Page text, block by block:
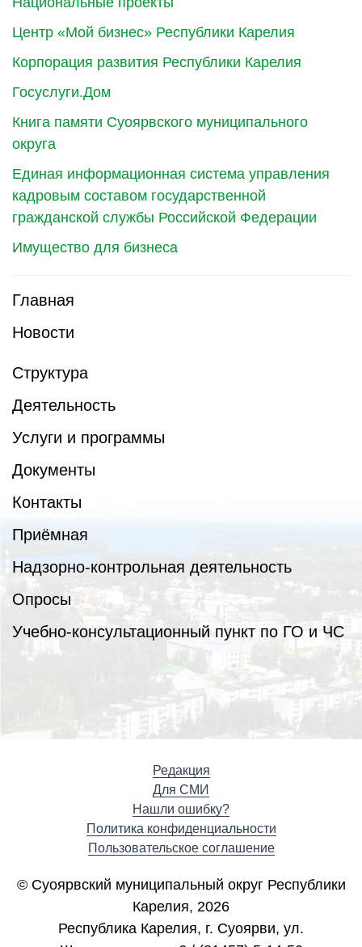
Центр «Мой бизнес» Республики Карелия
Корпорация развития Республики Карелия
Госуслуги.Дом
Книга памяти Суоярвского муниципального
округа
Единая информационная система управления
кадровым составом государственной
гражданской службы Российской Федерации
Имущество для бизнеса
Главная
Новости
Структура
Деятельность
Услуги и программы
Документы
Контакты
Приёмная
Надзорно-контрольная деятельность
Опросы
Учебно-консультационный пункт по ГО и ЧС
Редакция
Для СМИ
Нашли ошибку?
Политика конфиденциальности
Пользовательское соглашение
© Суоярвский муниципальный округ Республики
Карелия, 2026
Республика Карелия, г. Cуоярви, ул.